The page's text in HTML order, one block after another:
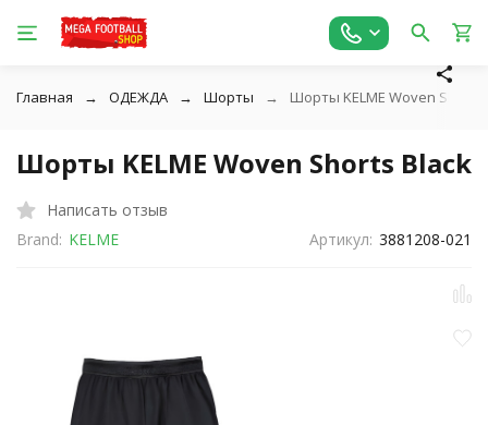
Главная ОДЕЖДА Шорты Шорты KELME Woven Shorts
Шорты KELME Woven Shorts Black
Написать отзыв
Brand: KELME Артикул: 3881208-021